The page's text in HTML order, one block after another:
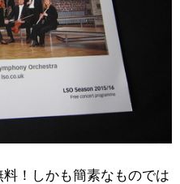
！しかも簡素なものでは